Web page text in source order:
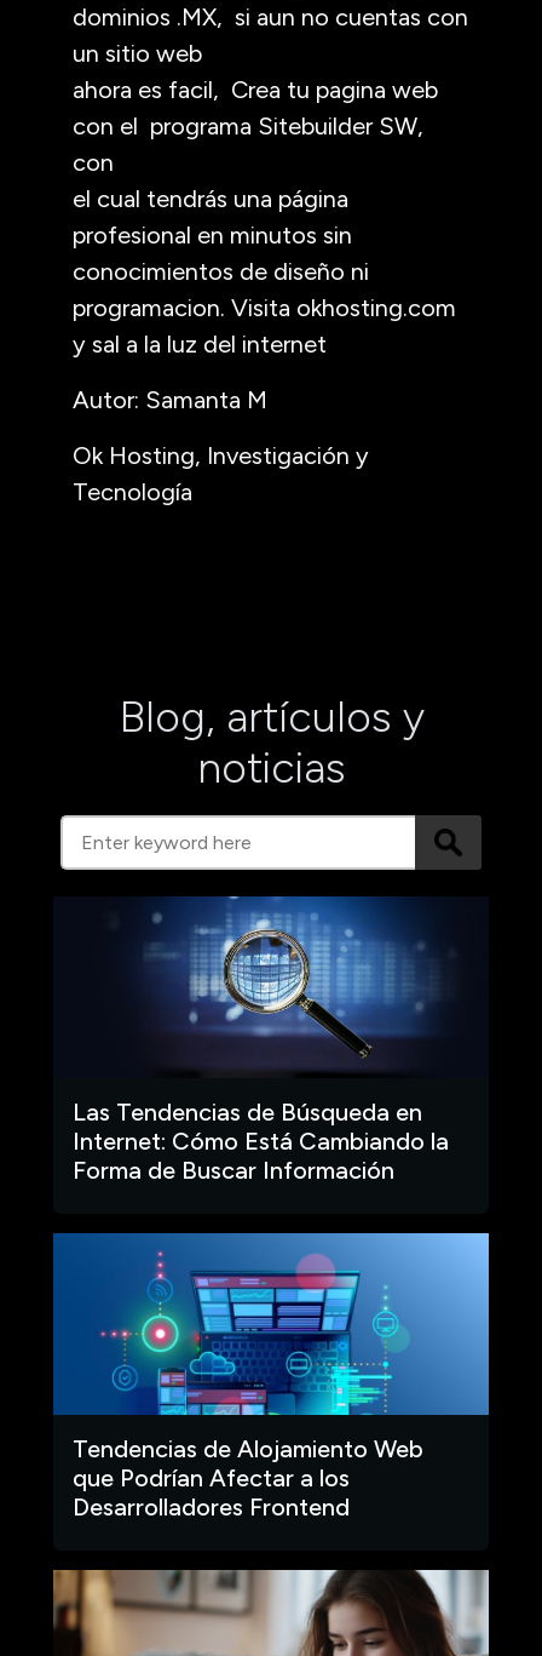
dominios .MX, si aun no cuentas con
un sitio web
ahora es facil, Crea tu pagina web
con el programa Sitebuilder SW,
con
el cual tendrás una página
profesional en minutos sin
conocimientos de diseño ni
programacion. Visita okhosting.com
y sal a la luz del internet
Autor: Samanta M
Ok Hosting, Investigación y
Tecnología
Blog, artículos y
noticias
Las Tendencias de Búsqueda en
Internet: Cómo Está Cambiando la
Forma de Buscar Información
Tendencias de Alojamiento Web
que Podrían Afectar a los
Desarrolladores Frontend